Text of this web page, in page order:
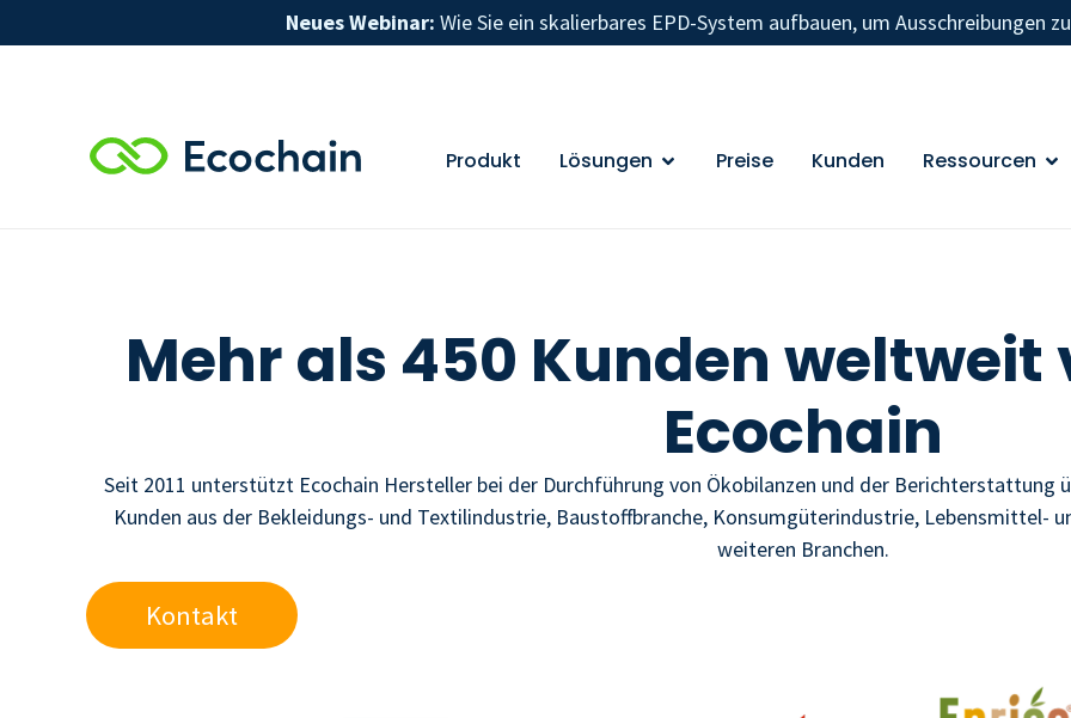
Neues Webinar: Wie Sie ein skalierbares EPD-System aufbauen, um Ausschreibungen
Produkt Lösungen Preise Kunden Ressourcen
Mehr als 450 Kunden
Ecochain
Seit 2011 unterstützt Ecochain Hersteller bei der Durchführung von Ökobilanzen und der
Kunden aus der Bekleidungs- und Textilindustrie, Baustoffbranche, Konsumgüterindustrie, Lebensmittel-
weiteren Branchen.
Kontakt